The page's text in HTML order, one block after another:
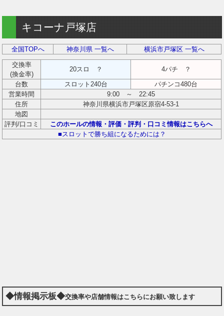
キコーナ戸塚店
全国TOPへ 神奈川県 一覧へ 横浜市戸塚区 一覧へ
交換率
(換金率)
20スロ ？
4パチ ？
台数
スロット240台
パチンコ480台
営業時間
9:00 ～ 22:45
住所
神奈川県横浜市戸塚区原宿4-53-1
地図
評判/口コミ
このホールの情報・評価・評判・口コミ情報はこちらへ
■スロットで勝ち組になるためには？
◆情報掲示板◆交換率や店舗情報はこちらにお願い致します